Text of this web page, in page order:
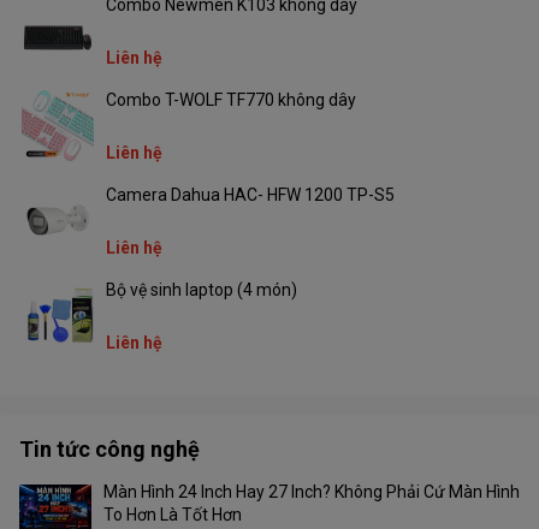
+ Tích hợp micro: micrô chất lượng cao, âm thanh rõ ràng
+ Lưu trữ đa dạng: Hỗ trợ NVR, Cloud Storage hoặc Thẻ SD (lên đến
bạn mỗi khi có chuyển động trong vùng giám sát.
+ Tính năng theo dõi thông minh: tự động theo dõi các đối tượng
chuyển động
+ POE: cap Enthernet hỗ trợ kết nối dữ liệu và nguồn điện.
Combo Newmen K103 không dây
Liên hệ
Combo T-WOLF TF770 không dây
Liên hệ
Camera Dahua HAC- HFW 1200 TP-S5
Liên hệ
Bộ vệ sinh laptop (4 món)
Liên hệ
Tin tức công nghệ
Màn Hình 24 Inch Hay 27 Inch? Không Phải Cứ Màn Hình
To Hơn Là Tốt Hơn